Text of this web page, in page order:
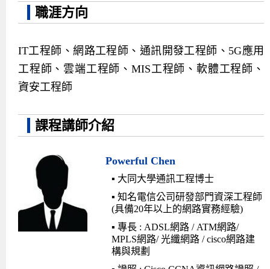
職涯方向
IT工程師、網路工程師、通訊開發工程師、5G應用
工程師、雲端工程師、MIS工程師、軟體工程師、
資安工程師
課程講師介紹
Powerful Chen
▪ 大同大學通訊工程博士
▪ 知名電信公司研發部門資深工程師
(具備20年以上的網路實務經驗)
▪ 專長 : ADSL網路 / ATM網路/
MPLS網路/ 光纖網路 / cisco網路建
構與規劃